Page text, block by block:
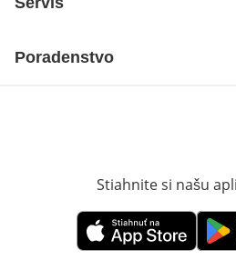
Poradenstvo
Stiahnite si našu
Otvorí sa vnovom okne